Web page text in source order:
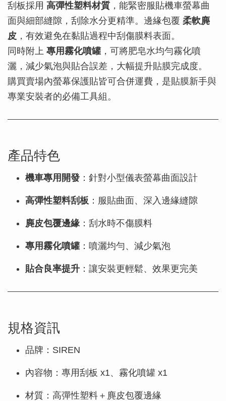
刮板採用 高彈性塑料材質 ，能緊密服貼機車螢幕曲
面與細部縫隙，刮除水分更精準。邊緣包覆 柔軟麂
皮 ，有效避免在黏貼過程中刮傷膜料表面。
同時附上 專用霧化噴罐，可將肥皂水均勻霧化噴
灑，減少氣泡與貼合誤差，大幅提升貼膜完成度。
購買賣場內螢幕保護貼皆可合併運費，是貼膜新手與
專業安裝者的必備工具組。
產品特色
機車專用開發 ：針對小型儀表螢幕曲面設計
高彈性塑料刮板 ：服貼曲面、深入邊緣縫隙
麂皮包覆邊緣：刮水時不傷膜料
專用霧化噴罐：噴灑均勻、減少氣泡
貼合良率提升 ：讓安裝更輕鬆、效果更完美
規格資訊
品牌：SIREN
內容物：專用刮板 x1、霧化噴罐 x1
材質：高彈性塑料＋麂皮包覆邊緣